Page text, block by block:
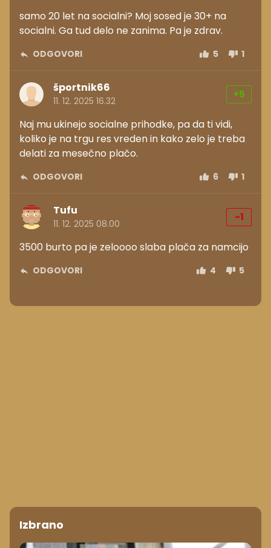
samo 20 let na socialni? Moj sosed je 30+ na
socialni. Ga tud delo ne zanima. Pa je zdrav.
ODGOVORI 5 1
športnik66
11. 12. 2025 16.32
+5
Naj mu ukinejo socialne prihodke, pa da ti vidi,
koliko je na trgu res vreden in kako zelo je treba
delati za mesečno plačo.
ODGOVORI 6 1
Tufu
11. 12. 2025 08.00
-1
3500 burto pa je zeloooo slaba plača za namcijo
ODGOVORI 4 5
Izbrano